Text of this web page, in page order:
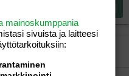
mainoskumppania
sivuista ja laitteesi